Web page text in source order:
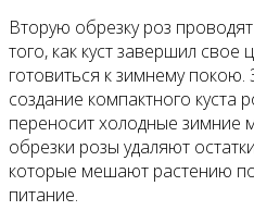
Вторую обрезку роз
того, как куст завершил свое
готовиться к зимнему покою.
создание компактного куста
переносит холодные зимние
обрезки розы удаляют
которые мешают растению
питание.